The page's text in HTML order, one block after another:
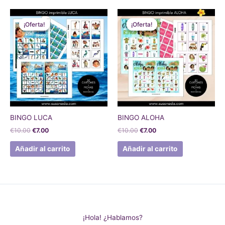
¡Oferta!
¡Oferta!
BINGO LUCA
€10.00
El
precio
original
era:
€10.00.
€7.00
El
precio
actual
es:
€7.00.
Añadir al carrito
¡Oferta!
¡Oferta!
BINGO ALOHA
€10.00
El
precio
original
era:
€10.00.
€7.00
El
precio
actual
es:
€7.00.
Añadir al carrito
¡Hola! ¿Hablamos?